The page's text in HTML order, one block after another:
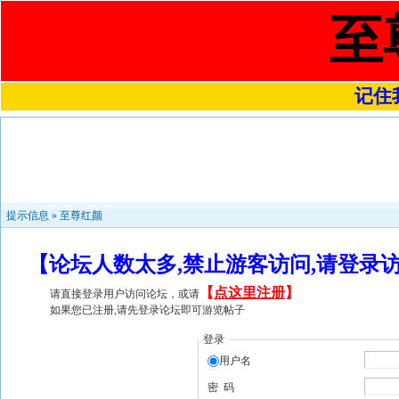
至
记住
提示信息 » 至尊红颜
【论坛人数太多,禁止游客访问,请登
请直接登录用户访问论坛，或请 【 点这里注册】
如果您已注册,请先登录论坛即可游览帖子
登录
用户名
密 码